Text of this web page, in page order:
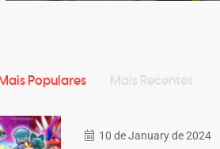
Populares Mais Recentes
10 de January de 2024